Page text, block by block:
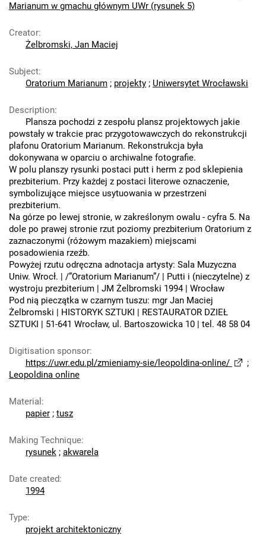
Marianum w gmachu głównym UWr (rysunek 5)
Creator:
Żelbromski, Jan Maciej
Subject:
Oratorium Marianum ; projekty ; Uniwersytet Wrocławski
Description:
Plansza pochodzi z zespołu plansz projektowych jakie
powstały w trakcie prac przygotowawczych do rekonstrukcji
plafonu Oratorium Marianum. Rekonstrukcja była
dokonywana w oparciu o archiwalne fotografie.
W polu planszy rysunki postaci putt i herm z pod sklepienia
prezbiterium. Przy każdej z postaci literowe oznaczenie,
symbolizujące miejsce usytuowania w przestrzeni
prezbiterium.
Na górze po lewej stronie, w zakreślonym owalu - cyfra 5. Na
dole po prawej stronie rzut poziomy prezbiterium Oratorium z
zaznaczonymi (różowym mazakiem) miejscami
posadowienia rzeźb.
Powyżej rzutu odręczna adnotacja artysty: Sala Muzyczna
Uniw. Wrocł. | /”Oratorium Marianum”/ | Putti i (nieczytelne) z
wystroju prezbiterium | JM Żelbromski 1994 | Wrocław
Pod nią pieczątka w czarnym tuszu: mgr Jan Maciej
Żelbromski | HISTORYK SZTUKI | RESTAURATOR DZIEŁ
SZTUKI | 51-641 Wrocław, ul. Bartoszowicka 10 | tel. 48 58 04
Digitisation sponsor:
https://uwr.edu.pl/zmieniamy-sie/leopoldina-online/
;
Leopoldina online
Material :
papier ; tusz
Making Technique:
rysunek ; akwarela
Date created:
1994
Type:
projekt architektoniczny